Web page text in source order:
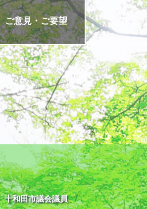
ご意見・ご要望
十和田市議会議員